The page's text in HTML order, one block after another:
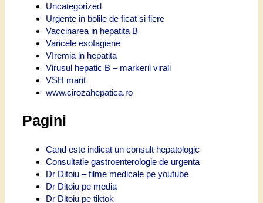
Uncategorized
Urgente in bolile de ficat si fiere
Vaccinarea in hepatita B
Varicele esofagiene
VIremia in hepatita
Virusul hepatic B – markerii virali
VSH marit
www.cirozahepatica.ro
Pagini
Cand este indicat un consult hepatologic
Consultatie gastroenterologie de urgenta
Dr Ditoiu – filme medicale pe youtube
Dr Ditoiu pe media
Dr Ditoiu pe tiktok